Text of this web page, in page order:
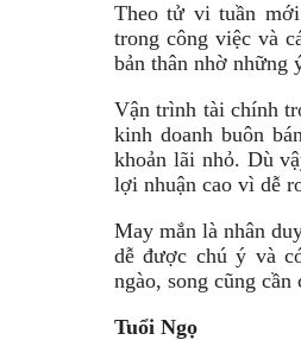
Theo tử vi tuần
trong công việc và
bản thân nhờ những
Vận trình tài chính
kinh doanh buôn
khoản lãi nhỏ. Dù
lợi nhuận cao vì dễ
May mắn là nhân
dễ được chú ý và
ngào, song cũng
Tuổi Ngọ